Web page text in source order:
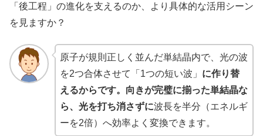
「後工程」の進化を支えるのか、より具体的な活用シーン
を見ますか？
原子が規則正しく並んだ単結晶内で、光の波
を2つ合体させて「1つの短い波」 に作り替
えるからです。向きが完璧に揃った単結晶な
ら、光を打ち消さずに波長を半分（エネルギ
ーを2倍）へ効率よく変換できます。